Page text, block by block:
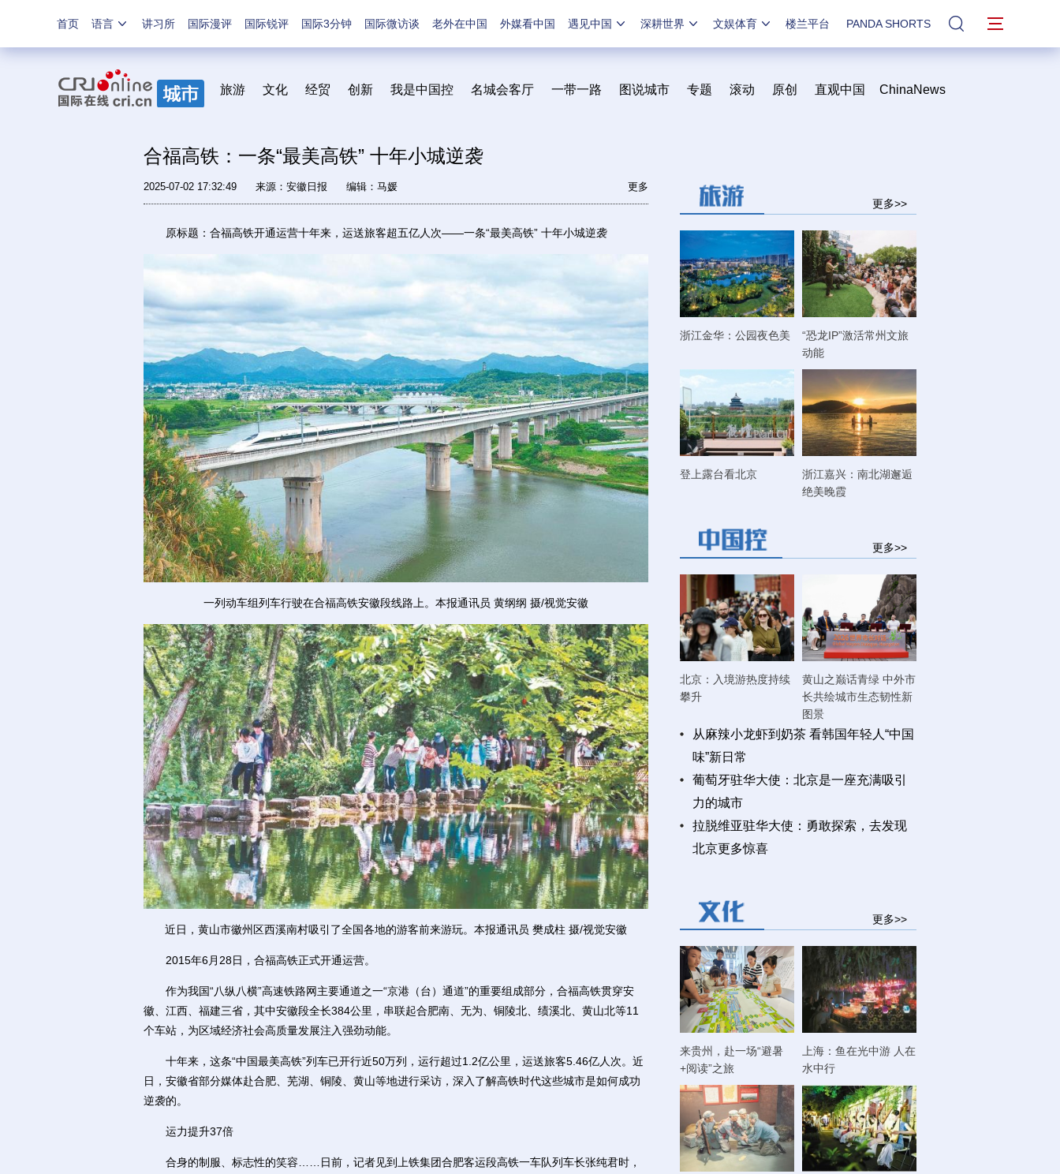
首页 语言 讲习所 国际漫评 国际锐评 国际3分钟 国际微访谈 老外在中国 外媒看中国 遇见中国 深耕世界 文娱体育 楼兰平台 PANDA SHORTS 站内搜索
旅游 文化 经贸 创新 我是中国控 名城会客厅 一带一路 图说城市 专题 滚动 原创 直观中国 ChinaNews
合福高铁：一条“最美高铁” 十年小城逆袭
2025-07-02 17:32:49 来源： 安徽日报 编辑：马媛 更多
原标题：合福高铁开通运营十年来，运送旅客超五亿人次——一条“最美高铁” 十年小城逆袭
一列动车组列车行驶在合福高铁安徽段线路上。本报通讯员 黄纲纲 摄/视觉安徽
近日，黄山市徽州区西溪南村吸引了全国各地的游客前来游玩。本报通讯员 樊成柱 摄/视觉安徽
2015年6月28日，合福高铁正式开通运营。
作为我国“八纵八横”高速铁路网主要通道之一“京港（台）通道”的重要组成部分，合福高铁贯穿安
徽、江西、福建三省，其中安徽段全长384公里，串联起合肥南、无为、铜陵北、绩溪北、黄山北等11
个车站，为区域经济社会高质量发展注入强劲动能。
十年来，这条“中国最美高铁”列车已开行近50万列，运行超过1.2亿公里，运送旅客5.46亿人次。近
日，安徽省部分媒体赴合肥、芜湖、铜陵、黄山等地进行采访，深入了解高铁时代这些城市是如何成功
逆袭的。
运力提升37倍
合身的制服、标志性的笑容……日前，记者见到上铁集团合肥客运段高铁一车队列车长张纯君时，
更多>>
浙江金华：公园夜色美
“恐龙IP”激活常州文旅
动能
登上露台看北京
浙江嘉兴：南北湖邂逅
绝美晚霞
更多>>
北京：入境游热度持续
攀升
黄山之巅话青绿 中外市
长共绘城市生态韧性新
图景
从麻辣小龙虾到奶茶 看韩国年轻人“中国
味”新日常
葡萄牙驻华大使：北京是一座充满吸引
力的城市
拉脱维亚驻华大使：勇敢探索，去发现
北京更多惊喜
更多>>
来贵州，赴一场“避暑
+阅读”之旅
上海：鱼在光中游 人在
水中行